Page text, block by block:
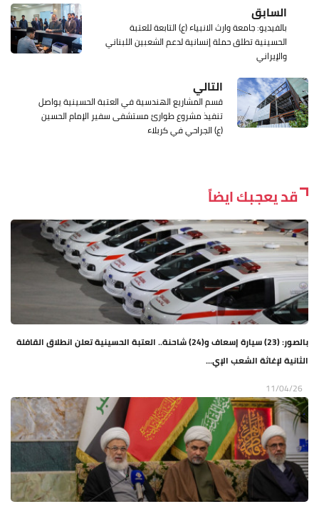
السابق
بالفيديو: جامعة وارث الانبياء (ع) التابعة للعتبة
الحسينية تطلق حملة إنسانية لدعم الشعبين اللبناني
والإيراني
التالي
قسم المشاريع الهندسية في العتبة الحسينية يواصل
تنفيذ مشروع طوارئ مستشفى سفير الإمام الحسين
(ع) الجراحي في كربلاء
قد يعجبك ايضاً
بالصور: (23) سيارة إسعاف و(24) شاحنة.. العتبة الحسينية تعلن انطلاق القافلة
الثانية لإغاثة الشعب الإي...
11/04/26